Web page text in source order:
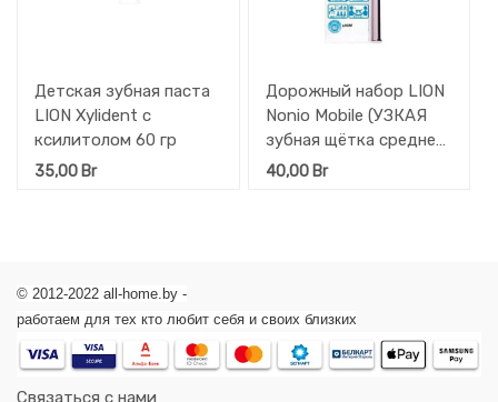
Детская зубная паста
LION Xylident с
ксилитолом 60 гр
35,00 Br
Дорожный набор LION
Nonio Mobile (УЗКАЯ
зубная щётка средней
жёсткости и зубная
40,00Br
© 2012-2022 all-home.by -
работаем для тех кто любит себя и своих близких
Связаться с нами